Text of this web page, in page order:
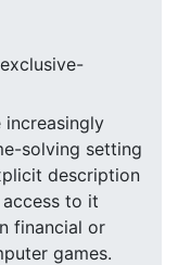
increasingly
solving setting
description
to it
financial or
games.